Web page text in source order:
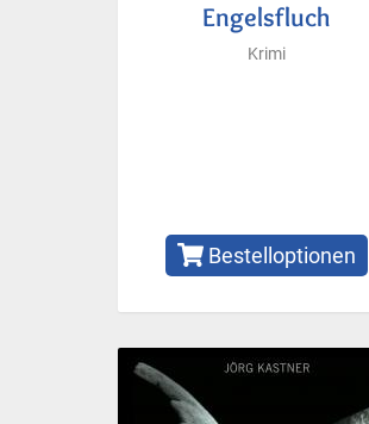
Engelsfluch
Krimi
Bestelloptionen